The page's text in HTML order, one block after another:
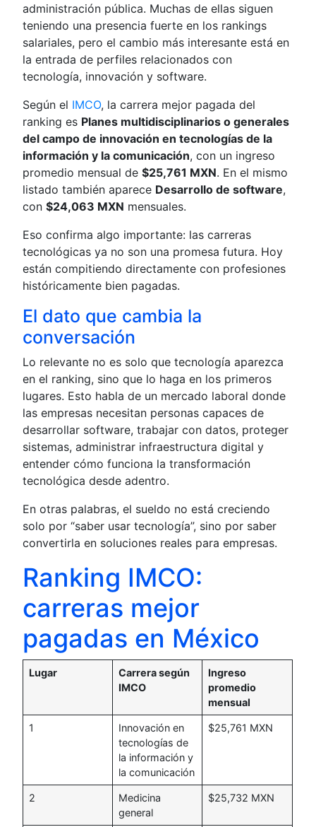
administración pública. Muchas de ellas siguen
teniendo una presencia fuerte en los rankings
salariales, pero el cambio más interesante está en
la entrada de perfiles relacionados con
tecnología, innovación y software.
Según el IMCO, la carrera mejor pagada del
ranking es Planes multidisciplinarios o generales
del campo de innovación en tecnologías de la
información y la comunicación, con un ingreso
promedio mensual de$25,761 MXN. En el mismo
listado también aparece Desarrollo de software,
con$24,063 MXN mensuales.
Eso confirma algo importante: las carreras
tecnológicas ya no son una promesa futura. Hoy
están compitiendo directamente con profesiones
históricamente bien pagadas.
El dato que cambia la
conversación
Lo relevante no es solo que tecnología aparezca
en el ranking, sino que lo haga en los primeros
lugares. Esto habla de un mercado laboral donde
las empresas necesitan personas capaces de
desarrollar software, trabajar con datos, proteger
sistemas, administrar infraestructura digital y
entender cómo funciona la transformación
tecnológica desde adentro.
En otras palabras, el sueldo no está creciendo
solo por “saber usar tecnología”, sino por saber
convertirla en soluciones reales para empresas.
Ranking IMCO:
carreras mejor
pagadas en México
Lugar
Carrera según
IMCO
Ingreso
promedio
mensual
1
Innovación en
tecnologías de
la información y
la comunicación
$25,761 MXN
2
Medicina
general
$25,732 MXN